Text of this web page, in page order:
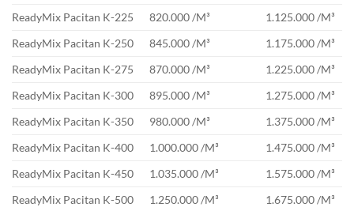
ReadyMix Pacitan K-225
820.000 /M³
1.125.000 /M³
ReadyMix Pacitan K-250
845.000 /M³
1.175.000 /M³
ReadyMix Pacitan K-275
870.000 /M³
1.225.000 /M³
ReadyMix Pacitan K-300
895.000 /M³
1.275.000 /M³
ReadyMix Pacitan K-350
980.000 /M³
1.375.000 /M³
ReadyMix Pacitan K-400
1.000.000 /M³
1.475.000 /M³
ReadyMix Pacitan K-450
1.035.000 /M³
1.575.000 /M³
ReadyMix Pacitan K-500
1.250.000 /M³ 1.675.000 /M³